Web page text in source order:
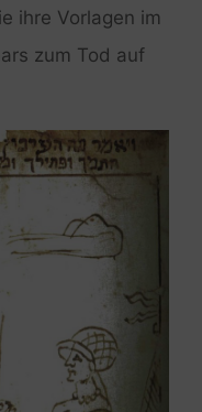
ihre Vorlagen im
zum Tod auf